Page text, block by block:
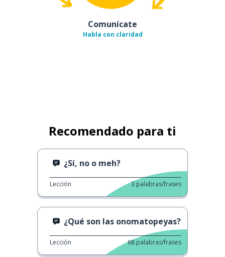
Comunícate
Habla con claridad
Recomendado para ti
¿Sí, no o meh?
Lección 3 palabras/frases
¿Qué son las onomatopeyas?
Lección 68 palabras/frases